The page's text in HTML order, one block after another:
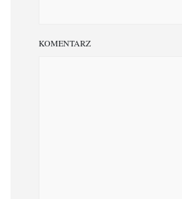
KOMENTARZ